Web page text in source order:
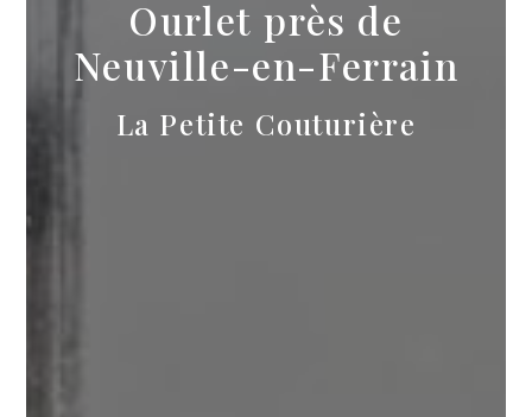
Ourlet près de
Neuville-en-Ferrain
La Petite Couturière